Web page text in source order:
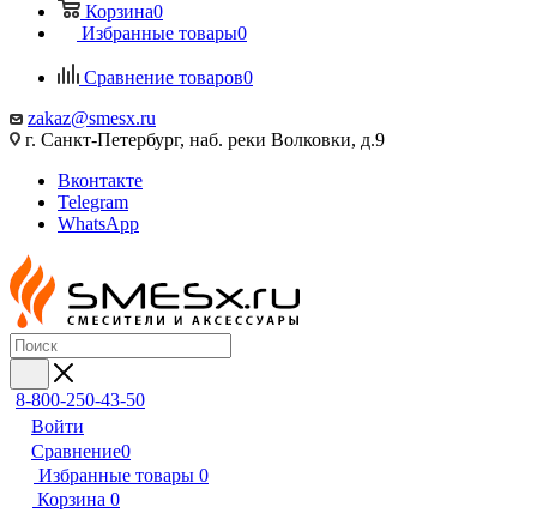
Корзина0
Избранные товары0
Сравнение товаров0
zakaz@smesx.ru
г. Санкт-Петербург, наб. реки Волковки, д.9
Вконтакте
Telegram
WhatsApp
8-800-250-43-50
Войти
Сравнение0
Избранные товары 0
Корзина 0